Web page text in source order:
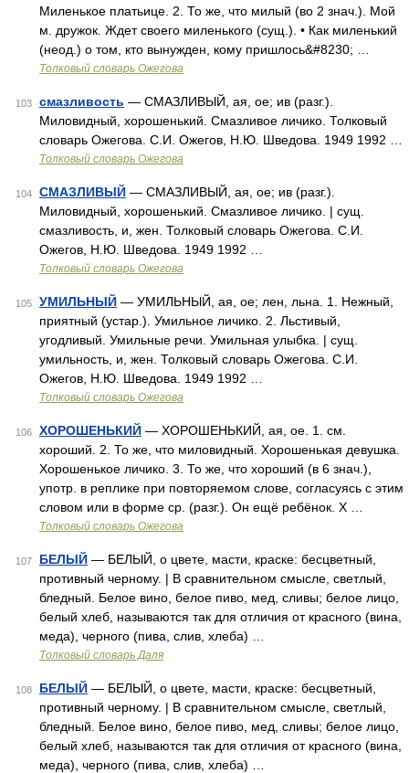
Миленькое платьице. 2. То же, что милый (во 2 знач.). Мой
м. дружок. Ждет своего миленького (сущ.). • Как миленький
(неод.) о том, кто вынужден, кому пришлось&#8230; …
Толковый словарь Ожегова
103 смазливость — СМАЗЛИВЫЙ, ая, ое; ив (разг.).
Миловидный, хорошенький. Смазливое личико. Толковый
словарь Ожегова. С.И. Ожегов, Н.Ю. Шведова. 1949 1992 …
Толковый словарь Ожегова
104 СМАЗЛИВЫЙ — СМАЗЛИВЫЙ, ая, ое; ив (разг.).
Миловидный, хорошенький. Смазливое личико. | сущ.
смазливость, и, жен. Толковый словарь Ожегова. С.И.
Ожегов, Н.Ю. Шведова. 1949 1992 …
Толковый словарь Ожегова
105 УМИЛЬНЫЙ — УМИЛЬНЫЙ, ая, ое; лен, льна. 1. Нежный,
приятный (устар.). Умильное личико. 2. Льстивый,
угодливый. Умильные речи. Умильная улыбка. | сущ.
умильность, и, жен. Толковый словарь Ожегова. С.И.
Ожегов, Н.Ю. Шведова. 1949 1992 …
Толковый словарь Ожегова
106 ХОРОШЕНЬКИЙ — ХОРОШЕНЬКИЙ, ая, ое. 1. см.
хороший. 2. То же, что миловидный. Хорошенькая девушка.
Хорошенькое личико. 3. То же, что хороший (в 6 знач.),
употр. в реплике при повторяемом слове, согласуясь с этим
словом или в форме ср. (разг.). Он ещё ребёнок. Х …
Толковый словарь Ожегова
107 БЕЛЫЙ — БЕЛЫЙ, о цвете, масти, краске: бесцветный,
противный черному. | В сравнительном смысле, светлый,
бледный. Белое вино, белое пиво, мед, сливы; белое лицо,
белый хлеб, называются так для отличия от красного (вина,
меда), черного (пива, слив, хлеба) …
Толковый словарь Даля
108 БЕЛЫЙ — БЕЛЫЙ, о цвете, масти, краске: бесцветный,
противный черному. | В сравнительном смысле, светлый,
бледный. Белое вино, белое пиво, мед, сливы; белое лицо,
белый хлеб, называются так для отличия от красного (вина,
меда), черного (пива, слив, хлеба) …